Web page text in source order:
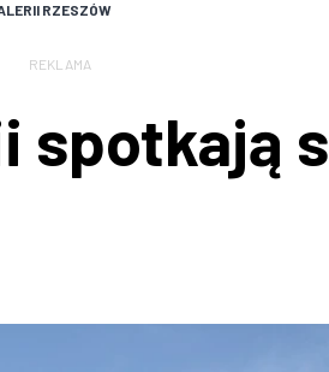
RZESZÓW
REKLAMA
spotkają